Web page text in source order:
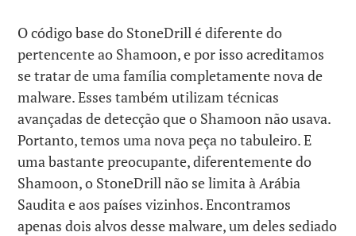
O código base do StoneDrill é diferente do
pertencente ao Shamoon, e por isso acreditamos
se tratar de uma família completamente nova de
malware. Esses também utilizam técnicas
avançadas de detecção que o Shamoon não usava.
Portanto, temos uma nova peça no tabuleiro. E
uma bastante preocupante, diferentemente do
Shamoon, o StoneDrill não se limita à Arábia
Saudita e aos países vizinhos. Encontramos
apenas dois alvos desse malware, um deles sediado